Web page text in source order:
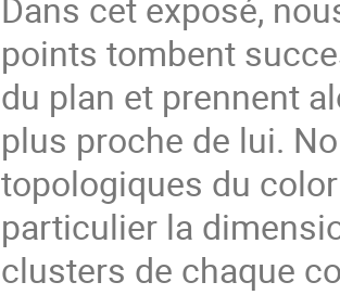
Dans cet exposé,
points tombent
du plan et prennent
plus proche de lui.
topologiques du
particulier la
clusters de chaque